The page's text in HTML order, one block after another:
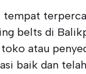
tempat
belts di
atau
baik dan